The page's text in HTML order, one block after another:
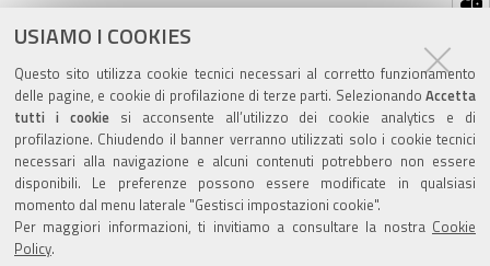
USIAMO I COOKIES
Questo sito utilizza cookie tecnici necessari al corretto funzionamento
delle pagine, e cookie di profilazione di terze parti. Selezionando Accetta
tutti i cookiesi acconsente all’utilizzo dei cookie analytics e di
profilazione. Chiudendo il banner verranno utilizzati solo i cookie tecnici
necessari alla navigazione e alcuni contenuti potrebbero non essere
disponibili. Le preferenze possono essere modificate in qualsiasi
momento dal menu laterale "Gestisci impostazioni cookie".
Per maggiori informazioni, ti invitiamo a consultare la nostra Cookie
Policy.
sul
documento
ultima modifica 18/02/2021
Valuta questo sito